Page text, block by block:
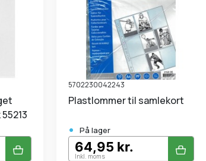
5702230042243
Plastlommer til samlekort
• På lager
64,95 kr.
Inkl. moms